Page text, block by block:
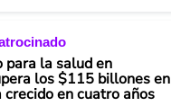
para la salud en
los $115 billones en
en cuatro años